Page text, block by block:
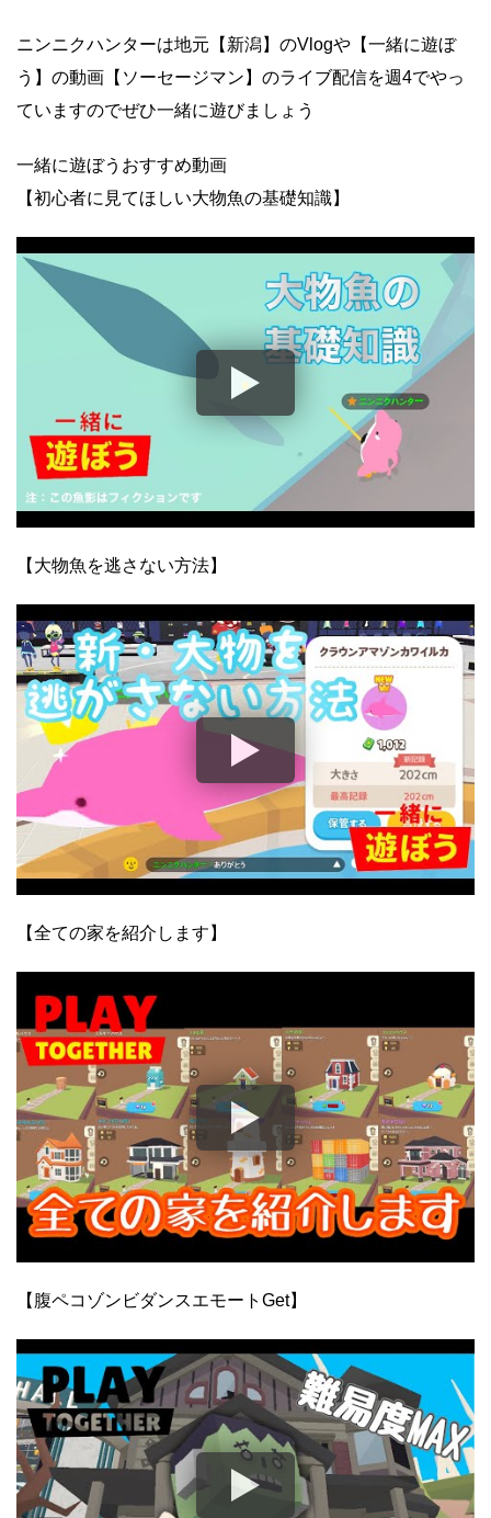
ニンニクハンターは地元【新潟】のVlogや【一緒に遊ぼ
う】の動画【ソーセージマン】のライブ配信を週4でやっ
ていますのでぜひ一緒に遊びましょう
一緒に遊ぼうおすすめ動画
【初心者に見てほしい大物魚の基礎知識】
【大物魚を逃さない方法】
【全ての家を紹介します】
【腹ペコゾンビダンスエモートGet】